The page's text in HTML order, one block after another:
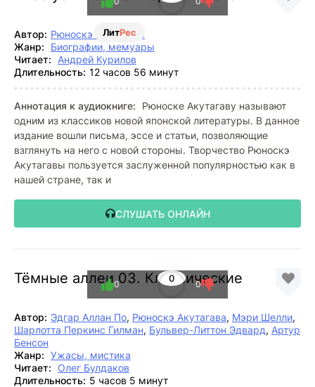
ЛитРес
Автор: Рюноскэ Акутагава
Жанр:
Биографии, мемуары
Читает:
Андрей Курилов
Длительность: 12 часов 56 минут
Аннотация к аудиокниге:
Рюноске Акутагаву называют
одним из классиков новой японской литературы. В данное
издание вошли письма, эссе и статьи, позволяющие
взглянуть на него с новой стороны. Творчество Рюноскэ
Акутагавы пользуется заслуженной популярностью как в
нашей стране, так и
СЛУШАТЬ ОНЛАЙН
Тёмные аллеи 03. Классические
0
0 0
Автор: Эдгар Аллан По, Рюноскэ Акутагава, Мэри Шелли,
Шарлотта Перкинс Гилман, Бульвер-Литтон Эдвард, Артур
Бенсон
Жанр: Ужасы, мистика
Читает: Олег Булдаков
Длительность: 5 часов 5 минут